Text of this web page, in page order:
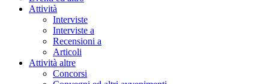
Attività
Interviste
Interviste a
Recensioni a
Articoli
Attività altre
Concorsi